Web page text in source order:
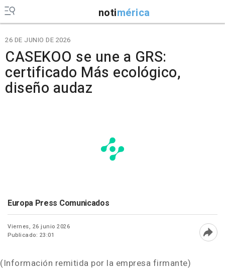
notimérica
26 DE JUNIO DE 2026
CASEKOO se une a GRS:
certificado Más ecológico,
diseño audaz
Europa Press Comunicados
Viernes, 26 junio 2026
Publicado: 23:01
(Información remitida por la empresa firmante)